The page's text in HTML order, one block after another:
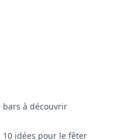
bars à découvrir
10 idées pour le fêter